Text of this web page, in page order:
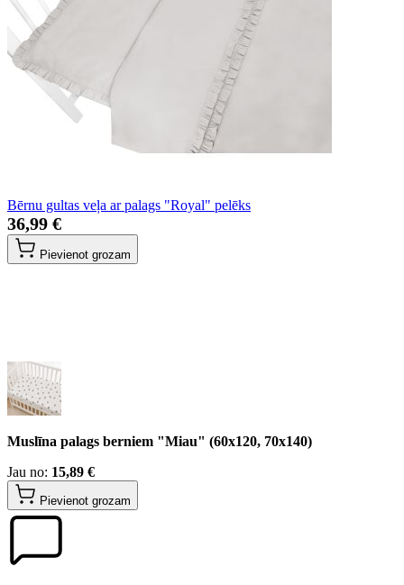
Bērnu gultas veļa ar palags "Royal" pelēks
36,99 €
Pievienot grozam
Muslīna palags berniem "Miau" (60x120, 70x140)
Jau no: 15,89 €
Pievienot grozam